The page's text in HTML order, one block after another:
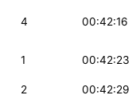
4 00:42:16
1 00:42:23
2
00:42:29